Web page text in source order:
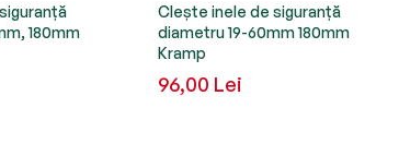
180mm
Clește inele de siguranță
diametru 19-60mm 180mm
Kramp
96,00 Lei